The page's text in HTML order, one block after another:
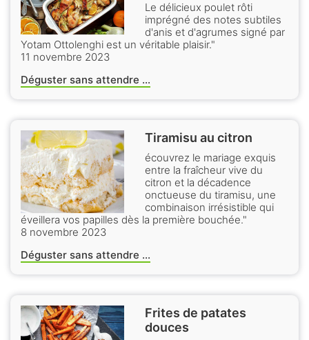
Le délicieux poulet rôti
imprégné des notes subtiles
d'anis et d'agrumes signé par
Yotam Ottolenghi est un véritable plaisir."
11 novembre 2023
Déguster sans attendre ...
Tiramisu au citron
écouvrez le mariage exquis
entre la fraîcheur vive du
citron et la décadence
onctueuse du tiramisu, une
combinaison irrésistible qui
éveillera vos papilles dès la première bouchée."
8 novembre 2023
Déguster sans attendre ...
Frites de patates
douces